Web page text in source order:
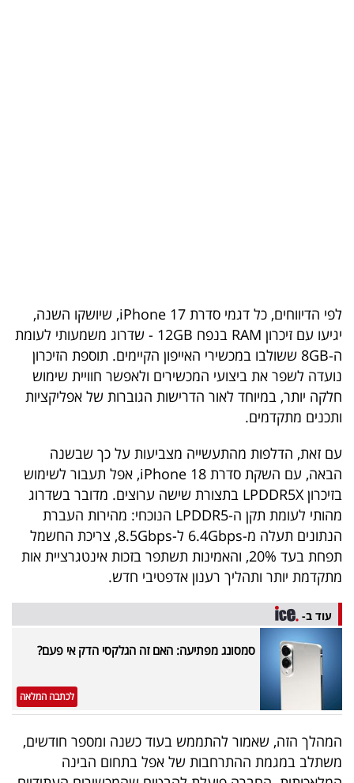
הכלכלי
פודקאסט
40
UNDER
40
שיתופי
פעולה
דרושים
ניוזלטרים
מייל
אדום
לפי הדיווחים, כל דגמי סדרת iPhone 17, שיושקו השנה,
יגיעו עם זיכרון RAM בנפח 12GB - שדרוג משמעותי לעומת
ה-8GB ששולבו במכשירי האייפון הקיימים. תוספת הזיכרון
נועדה לשפר את ביצועי המכשירים ולאפשר חוויית שימוש
חלקה יותר, במיוחד לאור הדרישות הגוברות של אפליקציות
ותכנים מתקדמים.
עם זאת, הדלפות מהתעשייה מצביעות על כך שבשנה
הבאה, עם השקת סדרת iPhone 18, אפל תעבור לשימוש
בזיכרון LPDDR5X בתצורת שישה ערוצים. מדובר בשדרוג
מהותי לעומת תקן ה-LPDDR5 הנוכחי: מהירות העברת
הנתונים תעלה מ-6.4Gbps ל-8.5Gbps, צריכת החשמל
תפחת בעד 20%, והאמינות תשתפר בזכות אינטגרציית אות
מתקדמת יותר ותהליך רענון אדפטיבי חדש.
עוד ב-
סמסונג מפתיעה: האם זה הגלקסי הדק אי פעם?
לכתבה המלאה
המהלך הזה, שאמור להתממש בעוד כשנה ומספר חודשים,
משתלב במגמת ההתרחבות של אפל בתחום הבינה